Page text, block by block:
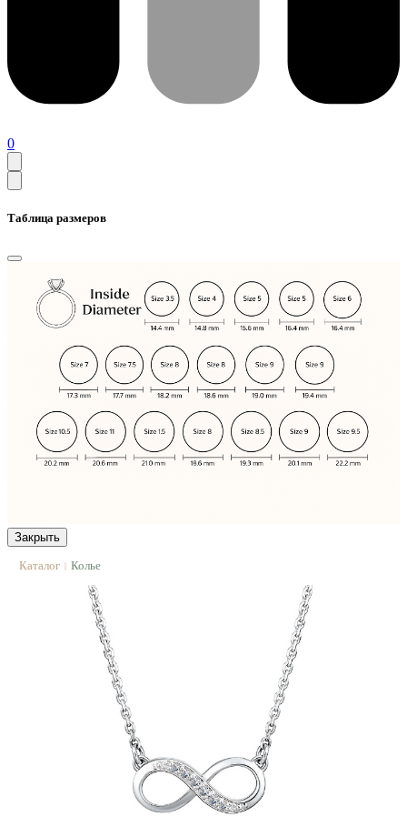
0
Таблица размеров
Закрыть
Каталог | Колье